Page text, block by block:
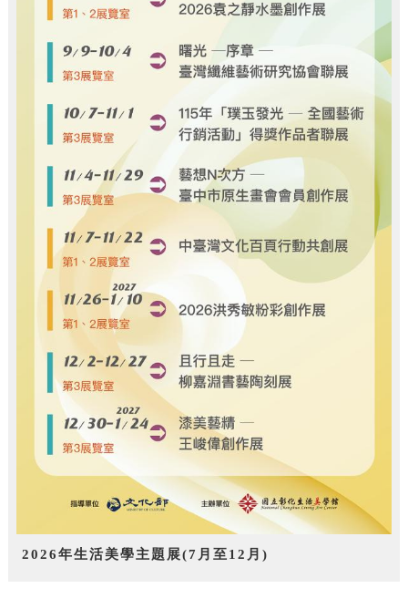
2026年生活美學主題展(7月至12月)